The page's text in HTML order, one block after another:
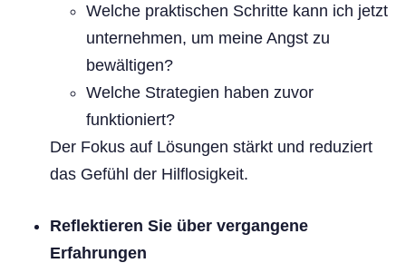
Welche praktischen Schritte kann ich jetzt
unternehmen, um meine Angst zu
bewältigen?
Welche Strategien haben zuvor
funktioniert?
Der Fokus auf Lösungen stärkt und reduziert
das Gefühl der Hilflosigkeit.
Reflektieren Sie über vergangene
Erfahrungen